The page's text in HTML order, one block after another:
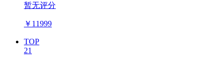
暂无评分
￥ 11999
TOP
21